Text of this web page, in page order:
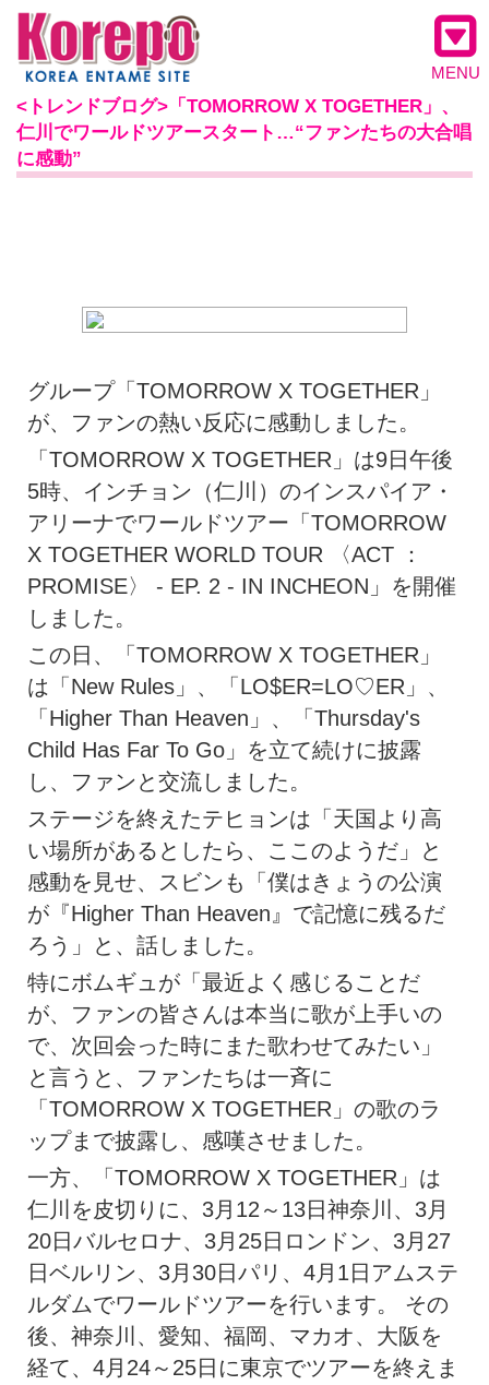
MENU
<トレンドブログ>「TOMORROW X TOGETHER」、
仁川でワールドツアースタート…“ファンたちの大合唱
に感動”
グループ「TOMORROW X TOGETHER」
が、ファンの熱い反応に感動しました。
「TOMORROW X TOGETHER」は9日午後
5時、インチョン（仁川）のインスパイア・
アリーナでワールドツアー「TOMORROW
X TOGETHER WORLD TOUR 〈ACT ：
PROMISE〉 - EP. 2 - IN INCHEON」を開催
しました。
この日、「TOMORROW X TOGETHER」
は「New Rules」、「LO$ER=LO♡ER」、
「Higher Than Heaven」、「Thursday's
Child Has Far To Go」を立て続けに披露
し、ファンと交流しました。
ステージを終えたテヒョンは「天国より高
い場所があるとしたら、ここのようだ」と
感動を見せ、スビンも「僕はきょうの公演
が『Higher Than Heaven』で記憶に残るだ
ろう」と、話しました。
特にボムギュが「最近よく感じることだ
が、ファンの皆さんは本当に歌が上手いの
で、次回会った時にまた歌わせてみたい」
と言うと、ファンたちは一斉に
「TOMORROW X TOGETHER」の歌のラ
ップまで披露し、感嘆させました。
一方、「TOMORROW X TOGETHER」は
仁川を皮切りに、3月12～13日神奈川、3月
20日バルセロナ、3月25日ロンドン、3月27
日ベルリン、3月30日パリ、4月1日アムステ
ルダムでワールドツアーを行います。 その
後、神奈川、愛知、福岡、マカオ、大阪を
経て、4月24～25日に東京でツアーを終えま